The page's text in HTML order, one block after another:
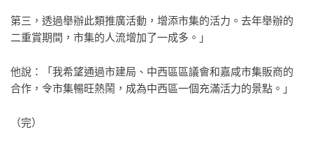
第三，透過舉辦此類推廣活動，增添市集的活力。去年舉辦的
二重賞期間，市集的人流增加了一成多。」
他說：「我希望通過市建局、中西區區議會和嘉咸市集販商的
合作，令市集暢旺熱鬧，成為中西區一個充滿活力的景點。」
（完）